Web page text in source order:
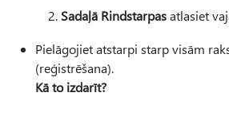
Sadaļā Rindstarpasatlasiet
Pielāgojiet atstarpi starp visām
(reģistrēšana).
Kā to izdarīt?